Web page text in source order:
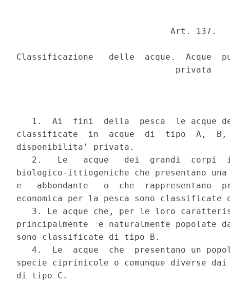
                              Art. 137.
Classificazione   delle  acque.  Acque
                               privata
1.  Ai  fini  della  pesca  le acque
classificate  in  acque  di  tipo  A,  B,
disponibilita' privata.
2.   Le   acque   dei  grandi  corpi
biologico-ittiogeniche che presentano
e   abbondante   o  che  rappresentano
economica per la pesca sono
3. Le acque che, per le loro
principalmente  e naturalmente popolate
sono classificate di tipo B.
4.  Le  acque  che  presentano un
specie ciprinicole o comunque diverse
di tipo C.